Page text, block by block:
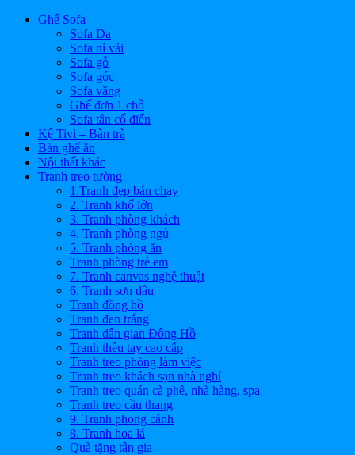
Ghế Sofa
Sofa Da
Sofa nỉ vải
Sofa gỗ
Sofa góc
Sofa văng
Ghế đơn 1 chỗ
Sofa tân cổ điển
Kệ Tivi – Bàn trà
Bàn ghế ăn
Nội thất khác
Tranh treo tường
1.Tranh đẹp bán chạy
2. Tranh khổ lớn
3. Tranh phòng khách
4. Tranh phòng ngủ
5. Tranh phòng ăn
Tranh phòng trẻ em
7. Tranh canvas nghệ thuật
6. Tranh sơn dầu
Tranh đồng hồ
Tranh đen trắng
Tranh dân gian Đông Hồ
Tranh thêu tay cao cấp
Tranh treo phòng làm việc
Tranh treo khách sạn nhà nghỉ
Tranh treo quán cà phê, nhà hàng, spa
Tranh treo cầu thang
9. Tranh phong cảnh
8. Tranh hoa lá
Quà tặng tân gia